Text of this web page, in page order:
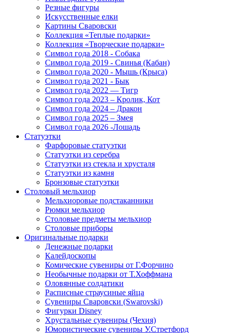
Резные фигуры
Искусственные елки
Картины Сваровски
Коллекция «Теплые подарки»
Коллекция «Творческие подарки»
Символ года 2018 - Собака
Символ года 2019 - Свинья (Кабан)
Символ года 2020 - Мышь (Крыса)
Символ года 2021 - Бык
Символ года 2022 — Тигр
Символ года 2023 – Кролик, Кот
Символ года 2024 – Дракон
Символ года 2025 – Змея
Символ года 2026 -Лошадь
Статуэтки
Фарфоровые статуэтки
Статуэтки из серебра
Статуэтки из стекла и хрусталя
Статуэтки из камня
Бронзовые статуэтки
Столовый мельхиор
Мельхиоровые подстаканники
Рюмки мельхиор
Столовые предметы мельхиор
Столовые приборы
Оригинальные подарки
Денежные подарки
Калейдоскопы
Комические сувениры от Г.Форчино
Необычные подарки от Т.Хоффмана
Оловянные солдатики
Расписные страусиные яйца
Сувениры Сваровски (Swarovski)
Фигурки Disney
Хрустальные сувениры (Чехия)
Юмористические сувениры У.Стретфорд